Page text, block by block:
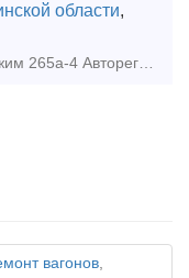
области,
ООО Вагондеталь реализует Авторежим 265а-4 Авторегулятор РТРП-675М Лента скоростемерная СЛ.00.00.35 Балочка центрирующая 106.00.011-2, 106.00.011-0 Башмак Горочный 87.39.00с
вагонов,